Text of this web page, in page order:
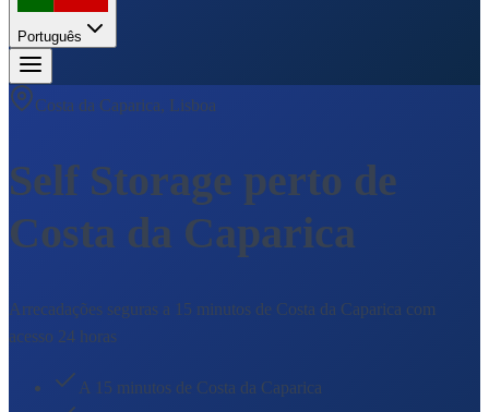
Português
Costa da Caparica, Lisboa
Self Storage perto de
Costa da Caparica
Arrecadações seguras a 15 minutos de Costa da Caparica com
acesso 24 horas
A 15 minutos de Costa da Caparica